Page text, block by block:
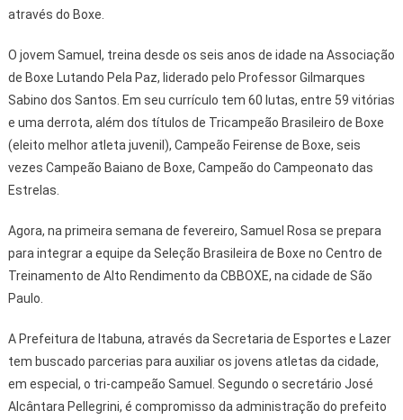
através do Boxe.
O jovem Samuel, treina desde os seis anos de idade na Associação
de Boxe Lutando Pela Paz, liderado pelo Professor Gilmarques
Sabino dos Santos. Em seu currículo tem 60 lutas, entre 59 vitórias
e uma derrota, além dos títulos de Tricampeão Brasileiro de Boxe
(eleito melhor atleta juvenil), Campeão Feirense de Boxe, seis
vezes Campeão Baiano de Boxe, Campeão do Campeonato das
Estrelas.
Agora, na primeira semana de fevereiro, Samuel Rosa se prepara
para integrar a equipe da Seleção Brasileira de Boxe no Centro de
Treinamento de Alto Rendimento da CBBOXE, na cidade de São
Paulo.
A Prefeitura de Itabuna, através da Secretaria de Esportes e Lazer
tem buscado parcerias para auxiliar os jovens atletas da cidade,
em especial, o tri-campeão Samuel. Segundo o secretário José
Alcântara Pellegrini, é compromisso da administração do prefeito